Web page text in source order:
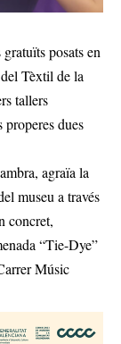
posats en
Tèxtil de la
tallers
dues
agraïa la
museu a través
concret,
“Tie-Dye”
Músic